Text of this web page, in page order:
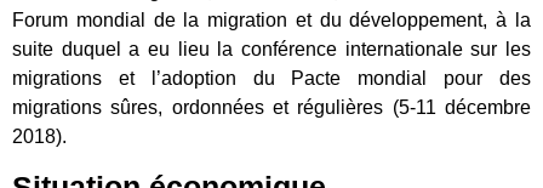
Forum mondial de la migration et du développement, à la
suite duquel a eu lieu la conférence internationale sur les
migrations et l’adoption du Pacte mondial pour des
migrations sûres, ordonnées et régulières (5-11 décembre
2018).